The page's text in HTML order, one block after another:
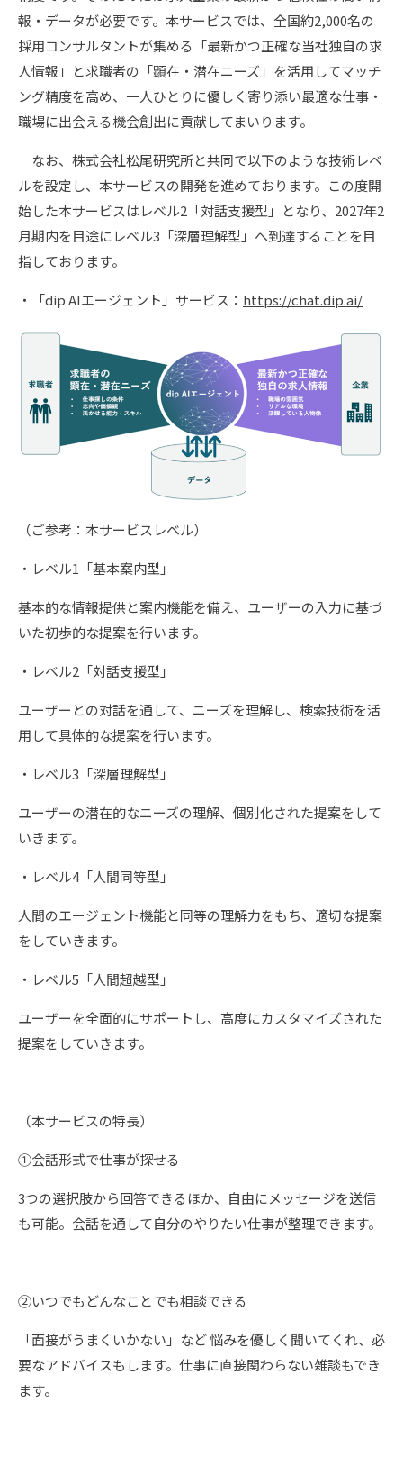
報・データが必要です。本サービスでは、全国約2,000名の
採用コンサルタントが集める「最新かつ正確な当社独自の求
人情報」と求職者の「顕在・潜在ニーズ」を活用してマッチ
ング精度を高め、一人ひとりに優しく寄り添い最適な仕事・
職場に出会える機会創出に貢献してまいります。
なお、株式会社松尾研究所と共同で以下のような技術レベ
ルを設定し、本サービスの開発を進めております。この度開
始した本サービスはレベル2「対話支援型」となり、2027年2
月期内を目途にレベル3「深層理解型」へ到達することを目
指しております。
・「dip AIエージェント」サービス： https://chat.dip.ai/
（ご参考：本サービスレベル）
・レベル1「基本案内型」
基本的な情報提供と案内機能を備え、ユーザーの入力に基づ
いた初歩的な提案を行います。
・レベル2「対話支援型」
ユーザーとの対話を通して、ニーズを理解し、検索技術を活
用して具体的な提案を行います。
・レベル3「深層理解型」
ユーザーの潜在的なニーズの理解、個別化された提案をして
いきます。
・レベル4「人間同等型」
人間のエージェント機能と同等の理解力をもち、適切な提案
をしていきます。
・レベル5「人間超越型」
ユーザーを全面的にサポートし、高度にカスタマイズされた
提案をしていきます。
（本サービスの特長）
①会話形式で仕事が探せる
3つの選択肢から回答できるほか、自由にメッセージを送信
も可能。会話を通して自分のやりたい仕事が整理できます。
②いつでもどんなことでも相談できる
「面接がうまくいかない」など 悩みを優しく聞いてくれ、必
要なアドバイスもします。仕事に直接関わらない雑談もでき
ます。